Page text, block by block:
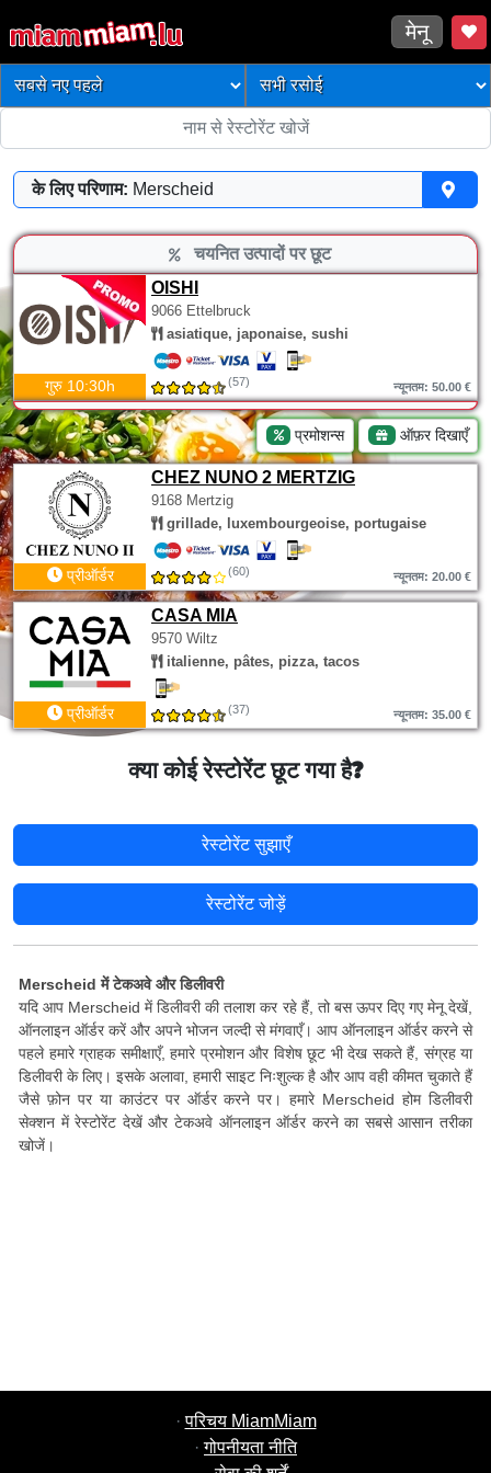
मेनू
के लिए परिणाम: Merscheid
चयनित उत्पादों पर छूट
OISHI
9066 Ettelbruck
asiatique, japonaise, sushi
गुरु 10:30h (57) न्यूनतम: 50.00 €
प्रमोशन्स ऑफ़र दिखाएँ
CHEZ NUNO 2 MERTZIG
9168 Mertzig
grillade, luxembourgeoise, portugaise
प्रीऑर्डर (60) न्यूनतम: 20.00 €
CASA MIA
9570 Wiltz
italienne, pâtes, pizza, tacos
प्रीऑर्डर (37) न्यूनतम: 35.00 €
क्या कोई रेस्टोरेंट छूट गया है?
रेस्टोरेंट सुझाएँ
रेस्टोरेंट जोड़ें
Merscheid में टेकअवे और डिलीवरी
यदि आप Merscheid में डिलीवरी की तलाश कर रहे हैं, तो बस ऊपर दिए गए मेनू देखें,
ऑनलाइन ऑर्डर करें और अपने भोजन जल्दी से मंगवाएँ। आप ऑनलाइन ऑर्डर करने से
पहले हमारे ग्राहक समीक्षाएँ, हमारे प्रमोशन और विशेष छूट भी देख सकते हैं, संग्रह या
डिलीवरी के लिए। इसके अलावा, हमारी साइट निःशुल्क है और आप वही कीमत चुकाते हैं
जैसे फ़ोन पर या काउंटर पर ऑर्डर करने पर। हमारे Merscheid होम डिलीवरी
सेक्शन में रेस्टोरेंट देखें और टेकअवे ऑनलाइन ऑर्डर करने का सबसे आसान तरीका
खोजें।
·परिचय MiamMiam
·गोपनीयता नीति